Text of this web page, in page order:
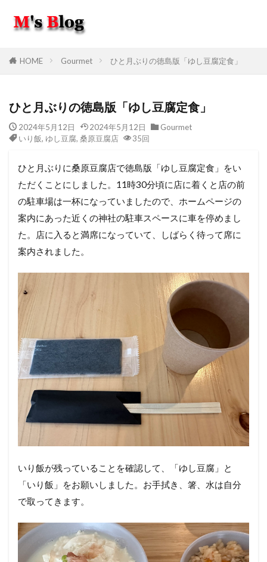
HOME Gourmet ひと月ぶりの徳島版「ゆし豆腐定食」
ひと月ぶりの徳島版「ゆし豆腐定食」
2024年5月12日 2024年5月12日
Gourmet
いり飯, ゆし豆腐, 桑原豆腐店 35回
ひと月ぶりに桑原豆腐店で徳島版「ゆし豆腐定食」をい
ただくことにしました。11時30分頃に店に着くと店の前
の駐車場は一杯になっていましたので、ホームページの
案内にあった近くの神社の駐車スペースに車を停めまし
た。店に入ると満席になっていて、しばらく待って席に
案内されました。
いり飯が残っていることを確認して、「ゆし豆腐」と
「いり飯」をお願いしました。お手拭き、箸、水は自分
で取ってきます。